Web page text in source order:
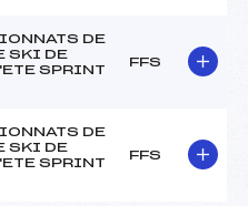
DE
SKI DE
SPRINT
FFS
DE
SKI DE
SPRINT
FFS